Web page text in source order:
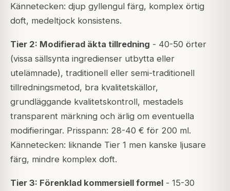
Kännetecken: djup gyllengul färg, komplex örtig
doft, medeltjock konsistens.
Tier 2: Modifierad äkta tillredning - 40-50 örter
(vissa sällsynta ingredienser utbytta eller
utelämnade), traditionell eller semi-traditionell
tillredningsmetod, bra kvalitetskällor,
grundläggande kvalitetskontroll, mestadels
transparent märkning och ärlig om eventuella
modifieringar. Prisspann: 28-40 € för 200 ml.
Kännetecken: liknande Tier 1 men kanske ljusare
färg, mindre komplex doft.
Tier 3: Förenklad kommersiell formel - 15-30